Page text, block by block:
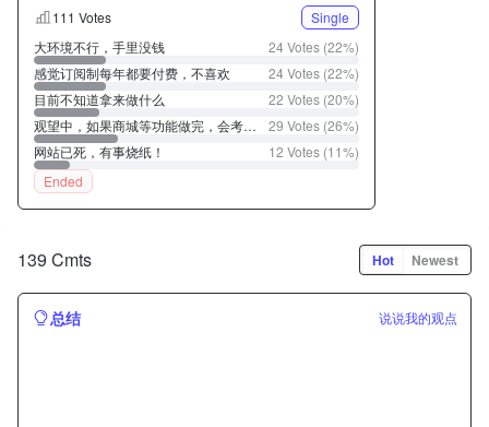
111 Votes
Single
大环境不行，手里没钱
24 Votes (22%)
感觉订阅制每年都要付费，不喜欢
24 Votes (22%)
目前不知道拿来做什么
22 Votes (20%)
观望中，如果商城等功能做完，会考虑
购买
29 Votes (26%)
网站已死，有事烧纸！
12 Votes (11%)
Ended
139 Cmts Hot Newest
总结 说说我的观点